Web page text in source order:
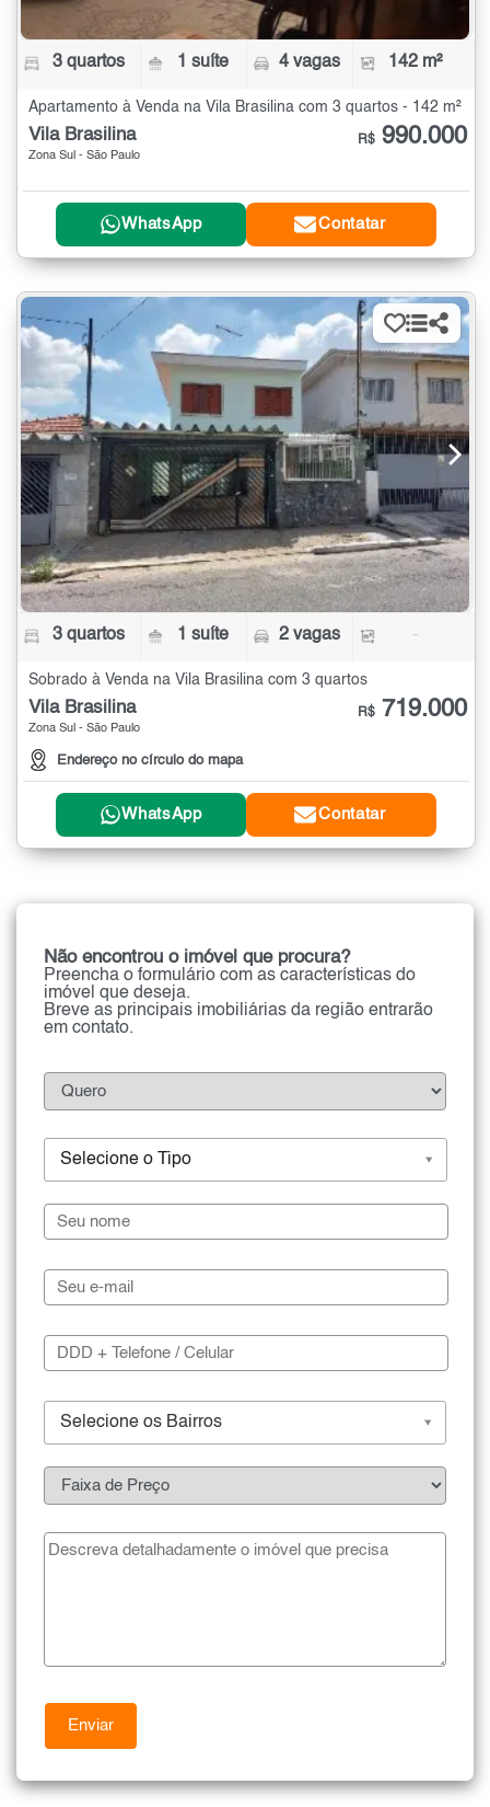
3 quartos 1 suíte 4 vagas 142 m²
Apartamento à Venda na Vila Brasilina com 3 quartos - 142 m²
Vila Brasilina
Zona Sul - São Paulo
R$ 990.000
WhatsApp Contatar
3 quartos 1 suíte 2 vagas -
Sobrado à Venda na Vila Brasilina com 3 quartos
Vila Brasilina
Zona Sul - São Paulo
Endereço no círculo do mapa
R$ 719.000
WhatsApp Contatar
Não encontrou o imóvel que procura?
Preencha o formulário com as características do
imóvel que deseja.
Breve as principais imobiliárias da região entrarão
em contato.
Selecione o Tipo
Selecione os Bairros